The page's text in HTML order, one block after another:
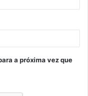
a próxima vez que